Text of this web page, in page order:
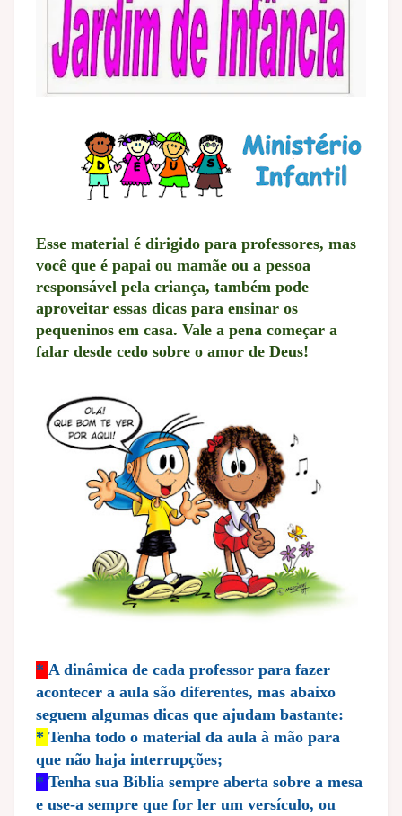
Esse material é dirigido para professores, mas
você que é papai ou mamãe ou a pessoa
responsável pela criança, também pode
aproveitar essas dicas para ensinar os
pequeninos em casa. Vale a pena começar a
falar desde cedo sobre o amor de Deus!
* A dinâmica de cada professor para fazer
acontecer a aula são diferentes, mas abaixo
seguem algumas dicas que ajudam bastante:
* Tenha todo o material da aula à mão para
que não haja interrupções;
* Tenha sua Bíblia sempre aberta sobre a mesa
e use-a sempre que for ler um versículo, ou